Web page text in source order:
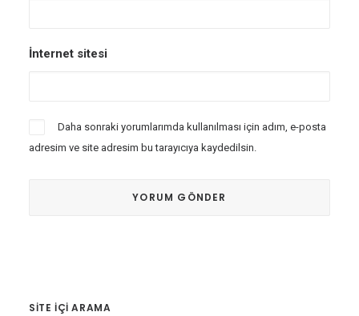
İnternet sitesi
Daha sonraki yorumlarımda kullanılması için adım, e-posta
adresim ve site adresim bu tarayıcıya kaydedilsin.
SITE IÇI ARAMA